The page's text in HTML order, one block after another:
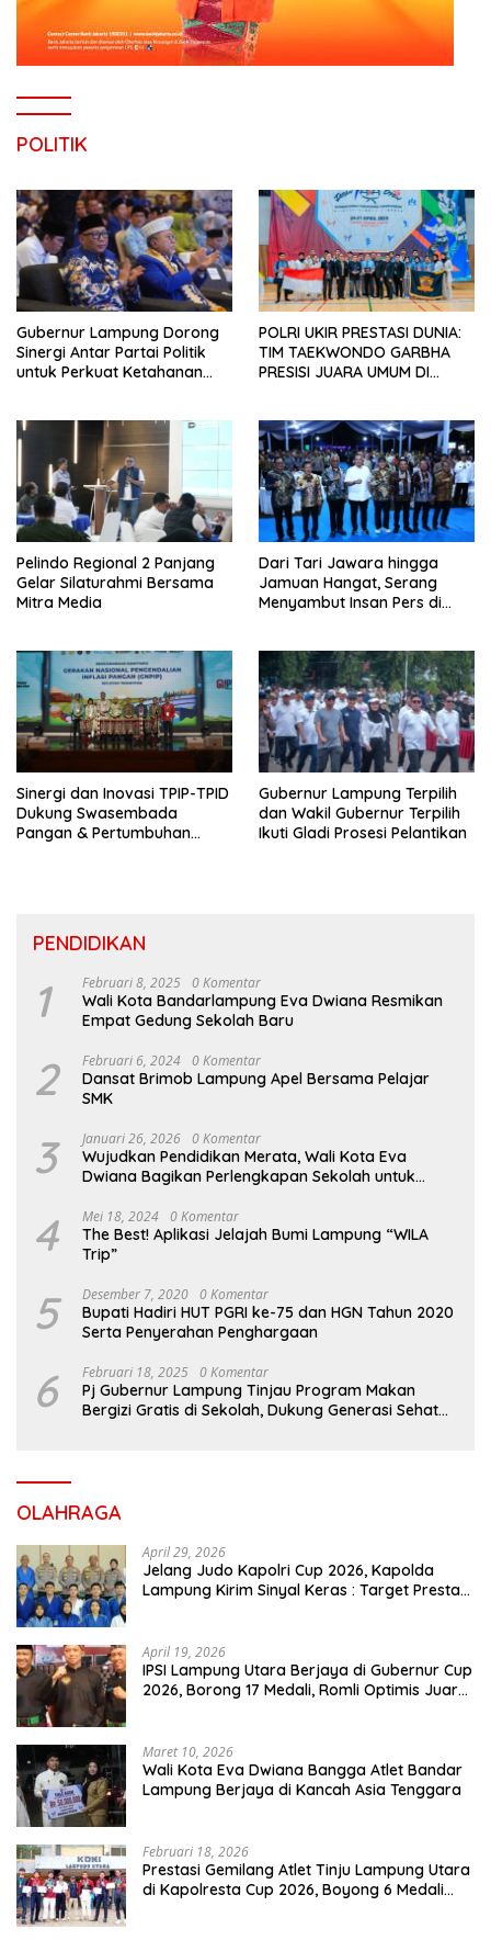
POLITIK
Gubernur Lampung Dorong
Sinergi Antar Partai Politik
untuk Perkuat Ketahanan
POLRI UKIR PRESTASI DUNIA:
TIM TAEKWONDO GARBHA
PRESISI JUARA UMUM DI
Pelindo Regional 2 Panjang
Gelar Silaturahmi Bersama
Mitra Media
Dari Tari Jawara hingga
Jamuan Hangat, Serang
Menyambut Insan Pers di
Sinergi dan Inovasi TPIP-TPID
Dukung Swasembada
Pangan & Pertumbuhan
Gubernur Lampung Terpilih
dan Wakil Gubernur Terpilih
Ikuti Gladi Prosesi Pelantikan
PENDIDIKAN
1 Februari 8, 2025 0 Komentar
Wali Kota Bandarlampung Eva Dwiana Resmikan
Empat Gedung Sekolah Baru
2 Februari 6, 2024 0 Komentar
Dansat Brimob Lampung Apel Bersama Pelajar
SMK
3 Januari 26, 2026 0 Komentar
Wujudkan Pendidikan Merata, Wali Kota Eva
Dwiana Bagikan Perlengkapan Sekolah untuk
4 Mei 18, 2024 0 Komentar
The Best! Aplikasi Jelajah Bumi Lampung “WILA
Trip”
5 Desember 7, 2020 0 Komentar
Bupati Hadiri HUT PGRI ke-75 dan HGN Tahun 2020
Serta Penyerahan Penghargaan
6 Februari 18, 2025 0 Komentar
Pj Gubernur Lampung Tinjau Program Makan
Bergizi Gratis di Sekolah, Dukung Generasi Sehat
OLAHRAGA
April 29, 2026
Jelang Judo Kapolri Cup 2026, Kapolda
Lampung Kirim Sinyal Keras : Target Prestasi
April 19, 2026
IPSI Lampung Utara Berjaya di Gubernur Cup
2026, Borong 17 Medali, Romli Optimis Juara
Maret 10, 2026
Wali Kota Eva Dwiana Bangga Atlet Bandar
Lampung Berjaya di Kancah Asia Tenggara
Februari 18, 2026
Prestasi Gemilang Atlet Tinju Lampung Utara
di Kapolresta Cup 2026, Boyong 6 Medali